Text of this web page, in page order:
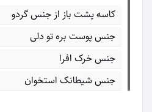
کاسه پشت باز از جنس گردو
جنس پوست بره تو دلی
جنس خرک افرا
جنس شیطانک استخوان